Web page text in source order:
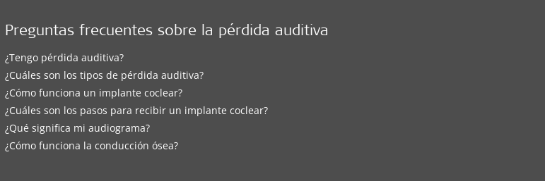
Preguntas frecuentes sobre la pérdida auditiva
¿Tengo pérdida auditiva?
¿Cuáles son los tipos de pérdida auditiva?
¿Cómo funciona un implante coclear?
¿Cuáles son los pasos para recibir un implante coclear?
¿Qué significa mi audiograma?
¿Cómo funciona la conducción ósea?